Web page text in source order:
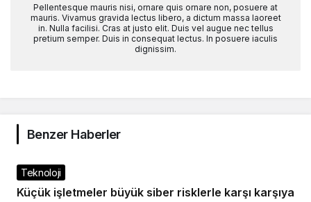
Pellentesque mauris nisi, ornare quis ornare non, posuere at
mauris. Vivamus gravida lectus libero, a dictum massa laoreet
in. Nulla facilisi. Cras at justo elit. Duis vel augue nec tellus
pretium semper. Duis in consequat lectus. In posuere iaculis
dignissim.
Benzer Haberler
Teknoloji
Küçük işletmeler büyük siber risklerle karşı karşıya